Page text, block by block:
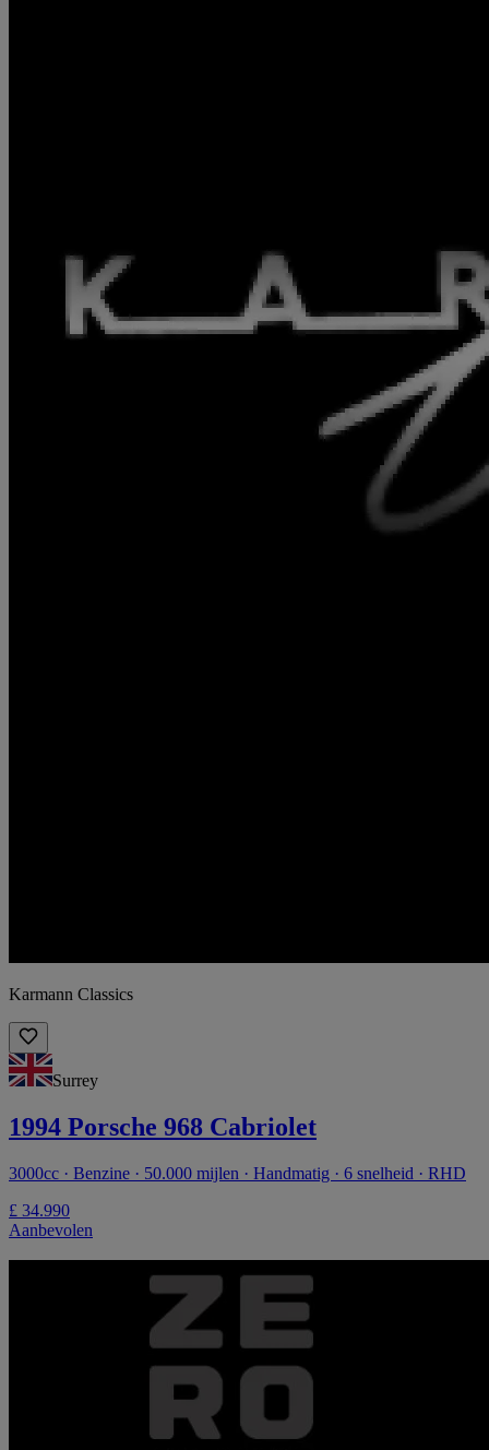
Karmann Classics
Surrey
1994 Porsche 968 Cabriolet
3000cc · Benzine · 50.000 mijlen · Handmatig · 6 snelheid · RHD
£ 34.990
Aanbevolen